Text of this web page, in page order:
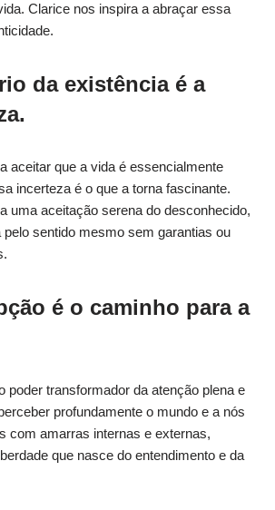
Clarice nos inspira a abraçar essa
da existência é a
aceitar que a vida é essencialmente
incerteza é o que a torna fascinante.
uma aceitação serena do desconhecido,
sentido mesmo sem garantias ou
é o caminho para a
poder transformador da atenção plena e
profundamente o mundo e a nós
com amarras internas e externas,
que nasce do entendimento e da